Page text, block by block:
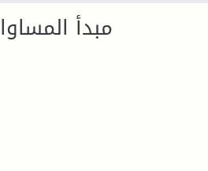
مبدأ